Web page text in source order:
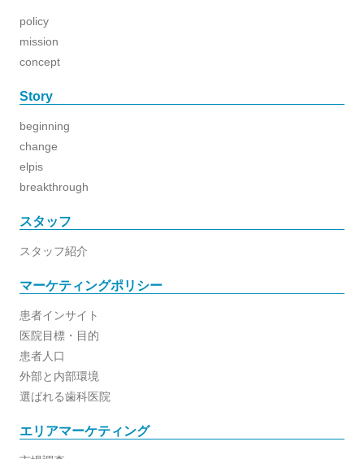
policy
mission
concept
Story
beginning
change
elpis
breakthrough
スタッフ
スタッフ紹介
マーケティングポリシー
患者インサイト
医院目標・目的
患者人口
外部と内部環境
選ばれる歯科医院
エリアマーケティング